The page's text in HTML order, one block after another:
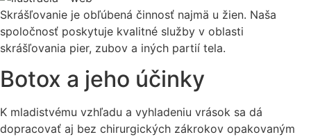
Skrášľovanie je obľúbená činnosť najmä u žien. Naša
spoločnosť poskytuje kvalitné služby v oblasti
skrášľovania pier, zubov a iných partií tela.
Botox a jeho účinky
K mladistvému vzhľadu a vyhladeniu vrások sa dá
dopracovať aj bez chirurgických zákrokov opakovaným